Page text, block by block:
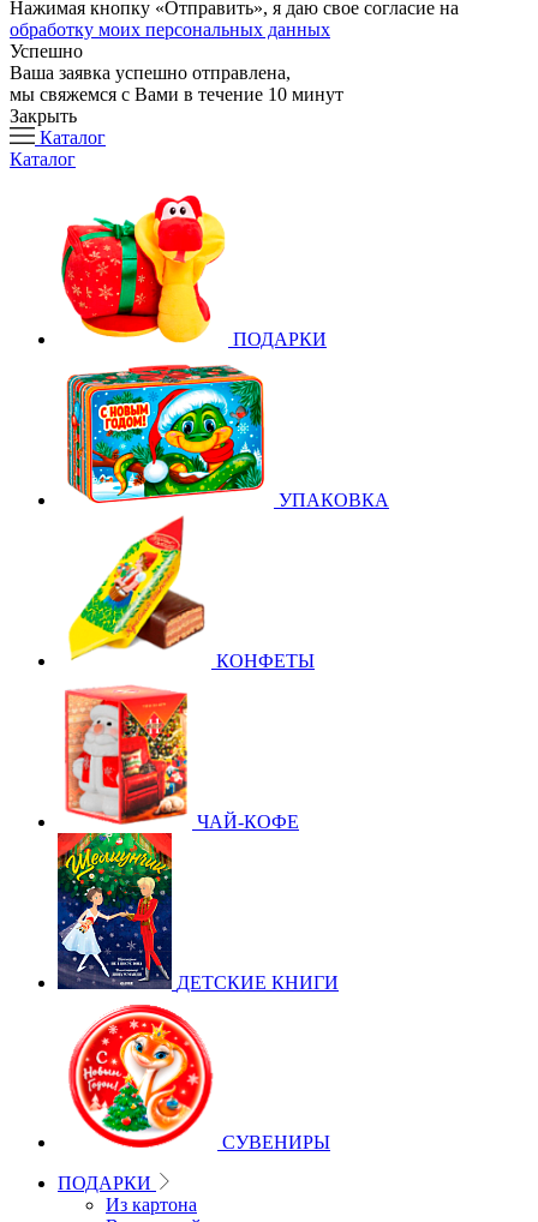
Нажимая кнопку «Отправить», я даю свое согласие на
обработку моих персональных данных
Успешно
Ваша заявка успешно отправлена,
мы свяжемся с Вами в течение 10 минут
Закрыть
Каталог
Каталог
ПОДАРКИ
УПАКОВКА
КОНФЕТЫ
ЧАЙ-КОФЕ
ДЕТСКИЕ КНИГИ
СУВЕНИРЫ
ПОДАРКИ
Из картона